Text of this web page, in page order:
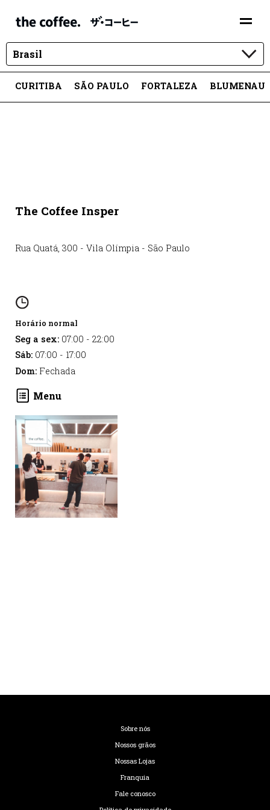
Brasil
CURITIBA SÃO PAULO FORTALEZA BLUMENAU
The Coffee Insper
Rua Quatá, 300 - Vila Olímpia - São Paulo
Horário normal
Seg a sex: 07:00 - 22:00
Sáb: 07:00 - 17:00
Dom: Fechada
Menu
Sobre nós
Nossos grãos
Nossas Lojas
Franquia
Fale conosco